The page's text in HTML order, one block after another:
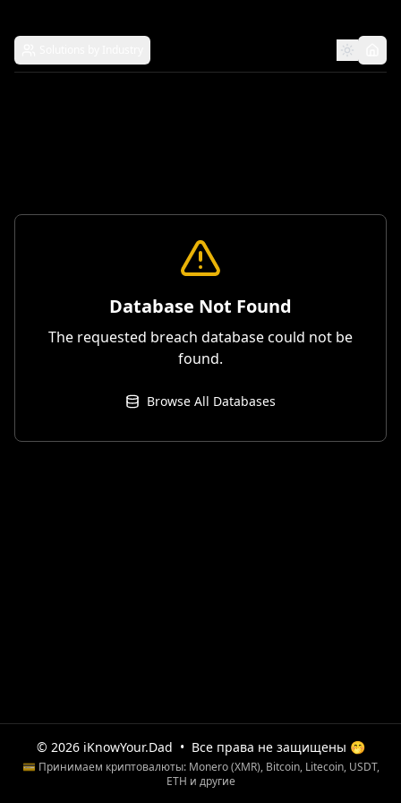
Database Not Found
The requested breach database could not be
found.
Browse All Databases
© 2026 iKnowYour.Dad • Все права не защищены 🤭
💳 Принимаем криптовалюты: Monero (XMR), Bitcoin, Litecoin, USDT,
ETH и другие